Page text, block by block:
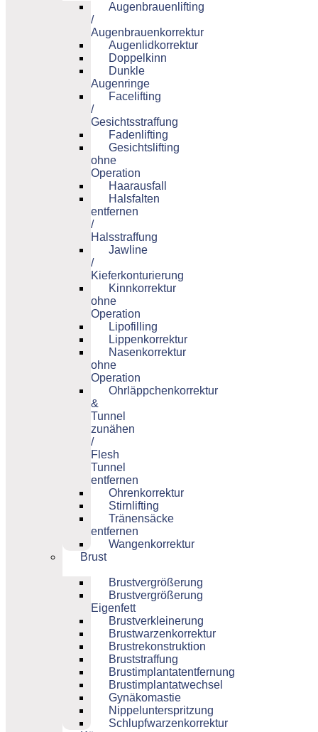
Augenbrauenlifting
/
Augenbrauenkorrektur
Augenlidkorrektur
Doppelkinn
Dunkle
Augenringe
Facelifting
/
Gesichtsstraffung
Fadenlifting
Gesichtslifting
ohne
Operation
Haarausfall
Halsfalten
entfernen
/
Halsstraffung
Jawline
/
Kieferkonturierung
Kinnkorrektur
ohne
Operation
Lipofilling
Lippenkorrektur
Nasenkorrektur
ohne
Operation
Ohrläppchenkorrektur
&
Tunnel
zunähen
/
Flesh
Tunnel
entfernen
Ohrenkorrektur
Stirnlifting
Tränensäcke
entfernen
Wangenkorrektur
Brust
Brustvergrößerung
Brustvergrößerung
Eigenfett
Brustverkleinerung
Brustwarzenkorrektur
Brustrekonstruktion
Bruststraffung
Brustimplantatentfernung
Brustimplantatwechsel
Gynäkomastie
Nippelunterspritzung
Schlupfwarzenkorrektur